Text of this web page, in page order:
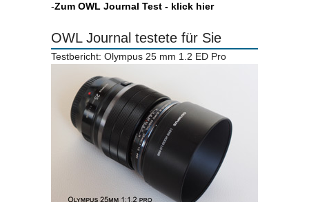
-Zum OWL Journal Test - klick hier
OWL Journal testete für Sie
Testbericht: Olympus 25 mm 1.2 ED Pro